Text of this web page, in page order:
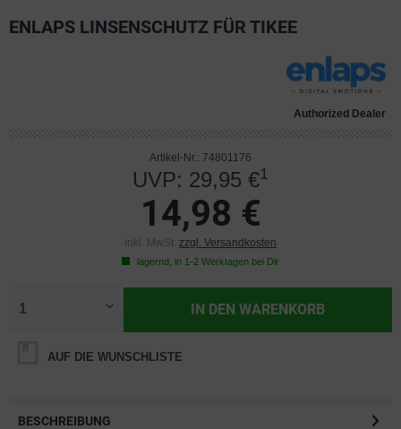
ENLAPS LINSENSCHUTZ FÜR TIKEE
Authorized Dealer
Artikel-Nr.: 74801176
UVP: 29,95 €1
14,98 €
inkl. MwSt. zzgl. Versandkosten
lagernd, in 1-2 Werktagen bei Dir
IN DEN WARENKORB
AUF DIE WUNSCHLISTE
BESCHREIBUNG